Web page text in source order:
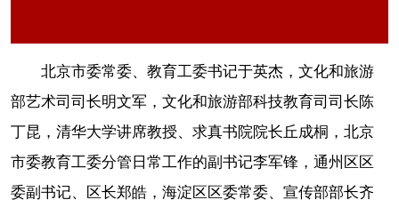
北京市委常委、教育工委书记于英杰，文化和旅游
部艺术司司长明文军，文化和旅游部科技教育司司长陈
丁昆，清华大学讲席教授、求真书院院长丘成桐，北京
市委教育工委分管日常工作的副书记李军锋，通州区区
委副书记、区长郑皓，海淀区区委常委、宣传部部长齐